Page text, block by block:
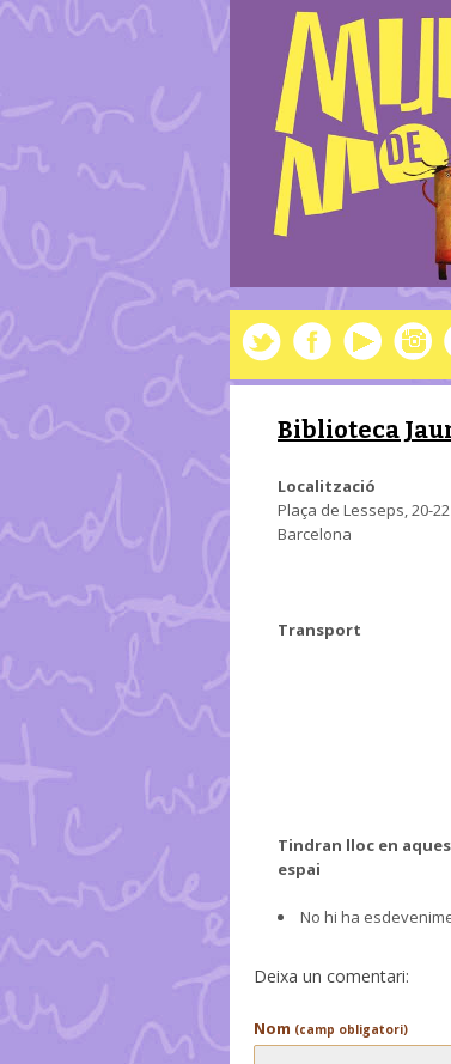
Biblioteca
Localització
Plaça de Lesseps, 20-22
Barcelona
Transport
Tindran lloc en
espai
No hi ha
Deixa un comentari:
Nom (camp obligatori)